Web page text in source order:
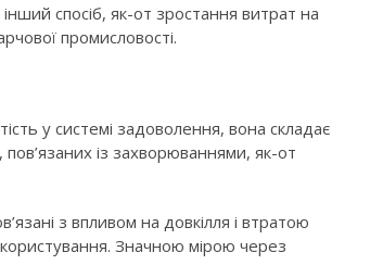
спосіб, як-от зростання витрат на
промисловості.
у системі задоволення, вона складає
із захворюваннями, як-от
з впливом на довкілля і втратою
Значною мірою через